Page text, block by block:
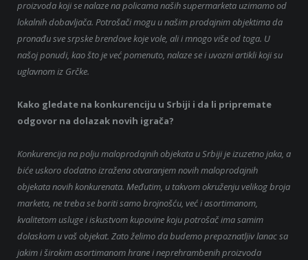
proizvoda koji se nalaze na policama naših supermarketa uzimamo od
lokalnih dobavljača. Potrošači mogu u našim prodajnim objektima da
pronađu sve srpske brendove koje vole, ali i mnogo više od toga. U
našoj ponudi, kao što je već pomenuto, nalaze se i uvozni artikli koji su
uglavnom iz Grčke.
Kako gledate na konkurenciju u Srbiji i da li pripremate
odgovor na dolazak novih igrača?
Konkurencija na polju maloprodajnih objekata u Srbiji je izuzetno jaka, a
biće uskoro dodatno izražena otvaranjem novih maloprodajnih
objekata novih konkurenata. Međutim, u takvom okruženju velikog broja
marketa, ne treba se boriti samo brojnošću, već i asortimanom,
kvalitetom usluge i iskustvom kupovine koju potrošač ima samim
dolaskom u vaš objekat. Zato želimo da budemo prepoznatljiv lanac sa
jakim i širokim asortimanom hrane i neprehrambenih proizvoda